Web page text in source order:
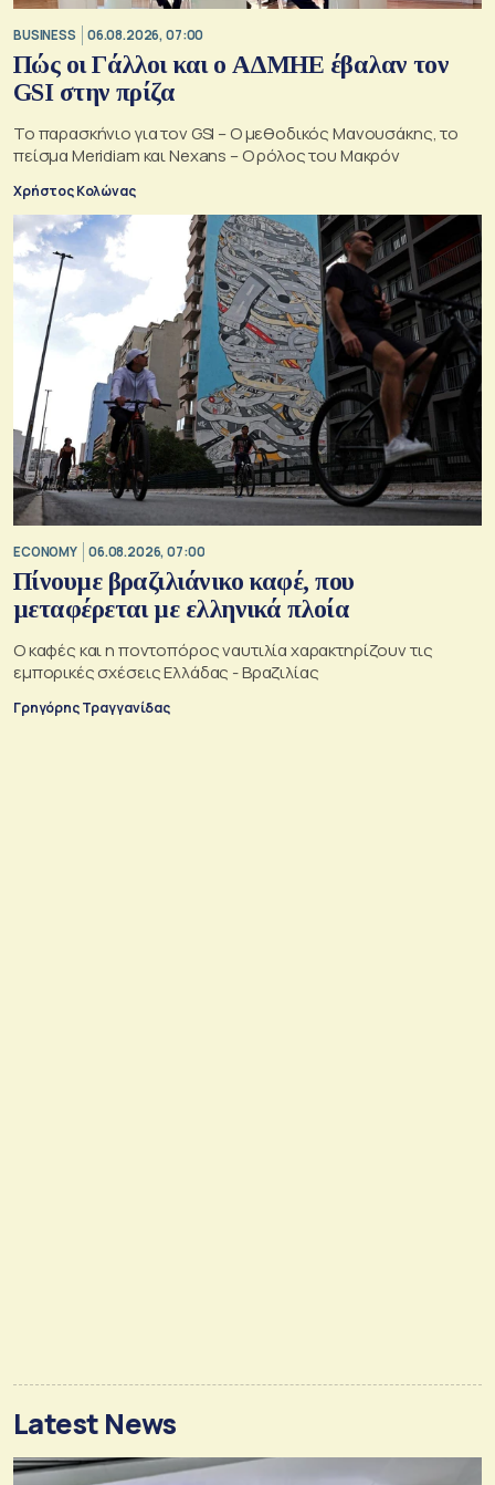
BUSINESS 06.08.2026, 07:00
Πώς οι Γάλλοι και ο ΑΔΜΗΕ έβαλαν τον
GSI στην πρίζα
Το παρασκήνιο για τον GSI – Ο μεθοδικός Μανουσάκης, το
πείσμα Meridiam και Nexans – Ο ρόλος του Μακρόν
Χρήστος Κολώνας
ECONOMY 06.08.2026, 07:00
Πίνουμε βραζιλιάνικο καφέ, που
μεταφέρεται με ελληνικά πλοία
Ο καφές και η ποντοπόρος ναυτιλία χαρακτηρίζουν τις
εμπορικές σχέσεις Ελλάδας - Βραζιλίας
Γρηγόρης Τραγγανίδας
Latest News